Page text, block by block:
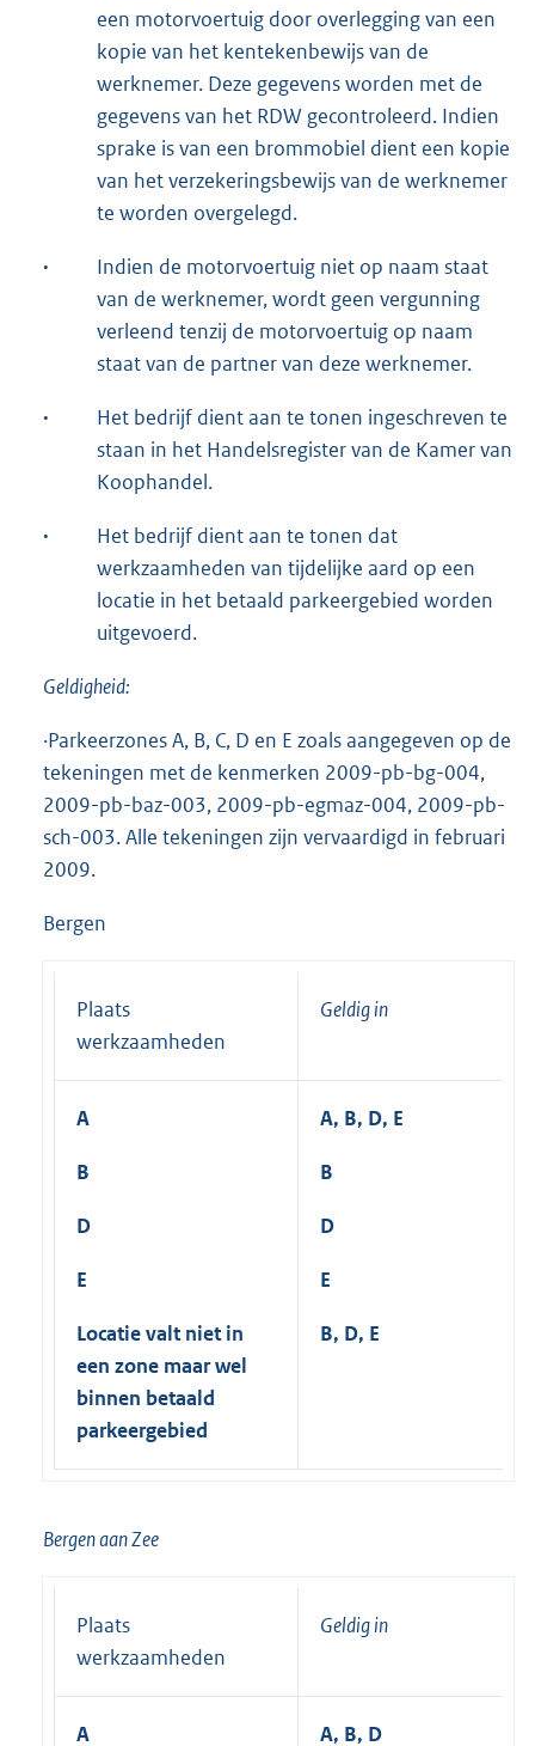
een motorvoertuig door overlegging van een
kopie van het kentekenbewijs van de
werknemer. Deze gegevens worden met de
gegevens van het RDW gecontroleerd. Indien
sprake is van een brommobiel dient een kopie
van het verzekeringsbewijs van de werknemer
te worden overgelegd.
·
Indien de motorvoertuig niet op naam staat
van de werknemer, wordt geen vergunning
verleend tenzij de motorvoertuig op naam
staat van de partner van deze werknemer.
·
Het bedrijf dient aan te tonen ingeschreven te
staan in het Handelsregister van de Kamer van
Koophandel.
·
Het bedrijf dient aan te tonen dat
werkzaamheden van tijdelijke aard op een
locatie in het betaald parkeergebied worden
uitgevoerd.
Geldigheid:
·Parkeerzones A, B, C, D en E zoals aangegeven op de
tekeningen met de kenmerken 2009-pb-bg-004,
2009-pb-baz-003, 2009-pb-egmaz-004, 2009-pb-
sch-003. Alle tekeningen zijn vervaardigd in februari
2009.
Bergen
Plaats
werkzaamheden
Geldig in
A
B
D
E
Locatie valt niet in
een zone maar wel
binnen betaald
parkeergebied
A, B, D, E
B
D
E
B, D, E
Bergen aan Zee
Plaats
werkzaamheden
Geldig in
A A, B, D